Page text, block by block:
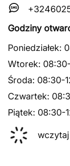
Godziny
Poniedziałek:
Wtorek: 08:30-
Środa: 08:30-
Czwartek:
Piątek: 08:30-
wczytaj